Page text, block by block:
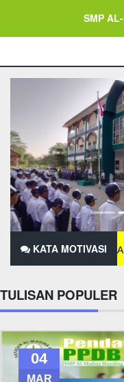
SMP
KATA MOTIVASI
MAKA KAMU
TULISAN POPULER
04
MAR